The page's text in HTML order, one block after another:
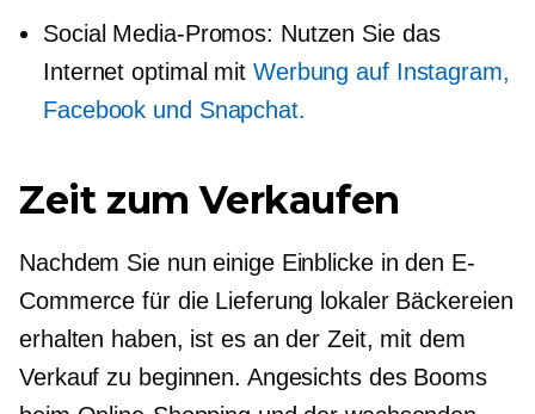
Social Media-Promos: Nutzen Sie das
Internet optimal mit Werbung auf Instagram,
Facebook und Snapchat.
Zeit zum Verkaufen
Nachdem Sie nun einige Einblicke in den E-
Commerce für die Lieferung lokaler Bäckereien
erhalten haben, ist es an der Zeit, mit dem
Verkauf zu beginnen. Angesichts des Booms